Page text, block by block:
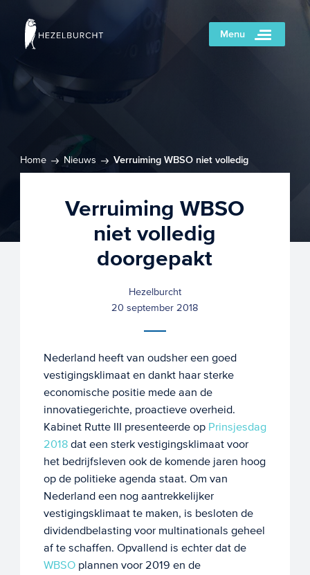
Menu
Home Nieuws
Verruiming WBSO niet volledig
Verruiming WBSO
niet volledig
doorgepakt
Hezelburcht
20 september 2018
Nederland heeft van oudsher een goed
vestigingsklimaat en dankt haar sterke
economische positie mede aan de
innovatiegerichte, proactieve overheid.
Kabinet Rutte III presenteerde op Prinsjesdag
2018dat een sterk vestigingsklimaat voor
het bedrijfsleven ook de komende jaren hoog
op de politieke agenda staat. Om van
Nederland een nog aantrekkelijker
vestigingsklimaat te maken, is besloten de
dividendbelasting voor multinationals geheel
af te schaffen. Opvallend is echter dat de
WBSOplannen voor 2019 en de